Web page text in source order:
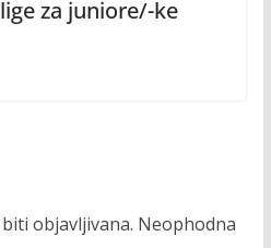
za juniore/-ke
objavljivana. Neophodna